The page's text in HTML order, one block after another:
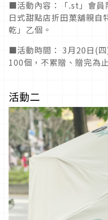
■活動內容：「.st」會員
日式甜點店折田菓舖親自
乾」乙個。
■活動時間： 3月20日(
100個，不累贈、贈完為止
活動二